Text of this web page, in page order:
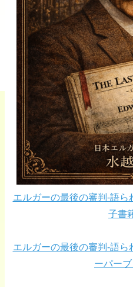
エルガーの最後の審判-語
子書
エルガーの最後の審判-語
ーパーブ